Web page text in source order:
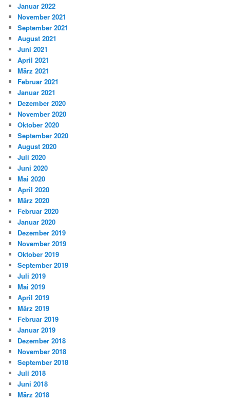
Januar 2022
November 2021
September 2021
August 2021
Juni 2021
April 2021
März 2021
Februar 2021
Januar 2021
Dezember 2020
November 2020
Oktober 2020
September 2020
August 2020
Juli 2020
Juni 2020
Mai 2020
April 2020
März 2020
Februar 2020
Januar 2020
Dezember 2019
November 2019
Oktober 2019
September 2019
Juli 2019
Mai 2019
April 2019
März 2019
Februar 2019
Januar 2019
Dezember 2018
November 2018
September 2018
Juli 2018
Juni 2018
März 2018